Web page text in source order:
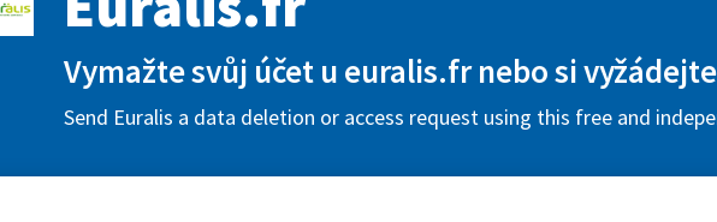
Vymažte svůj účet u euralis.fr nebo si
Send Euralis a data deletion or access request using this free and